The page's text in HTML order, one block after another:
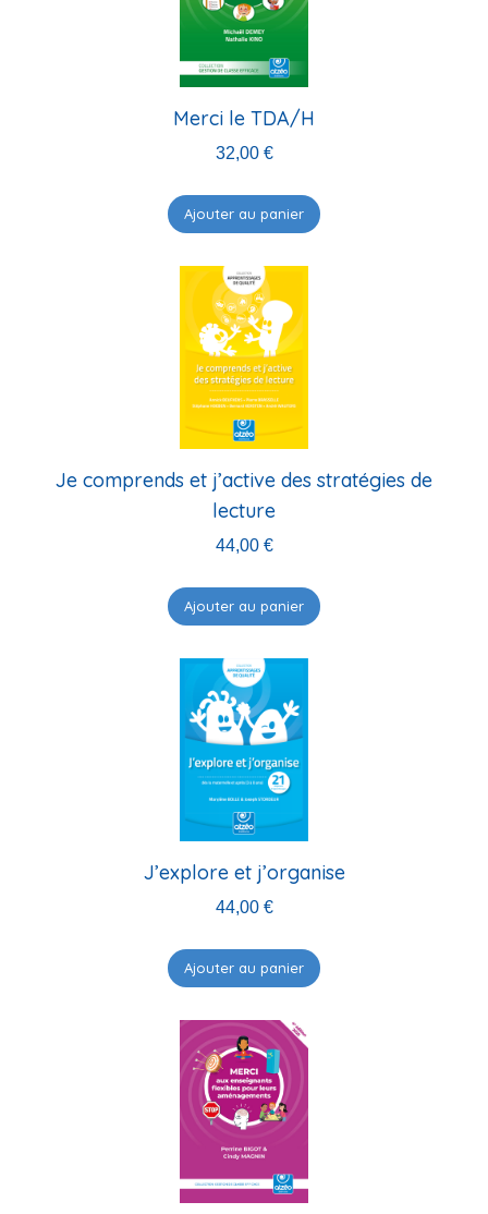
Merci le TDA/H
32,00 €
Ajouter au panier
Je comprends et j’active des stratégies de
lecture
44,00 €
Ajouter au panier
J’explore et j’organise
44,00 €
Ajouter au panier